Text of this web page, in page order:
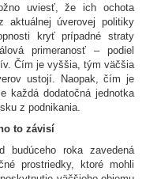
uviesť, že ich ochota
úverovej politiky
kryť prípadné straty
primeranosť – podiel
Čím je vyššia, tým väčšia
ustojí. Naopak, čím je
každá dodatočná jednotka
z podnikania.
to závisí
budúceho roka zavedená
prostriedky, ktoré mohli